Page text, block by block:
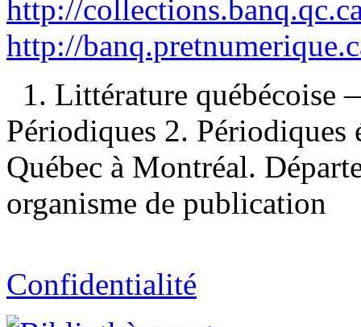
http://
http://
1. Littérature
Périodiques 2.
Québec à Montréal.
organisme de publication
Confidentialité